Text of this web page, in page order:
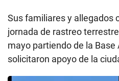
Sus familiares y allegados
jornada de rastreo
mayo partiendo de la Base
solicitaron apoyo de la